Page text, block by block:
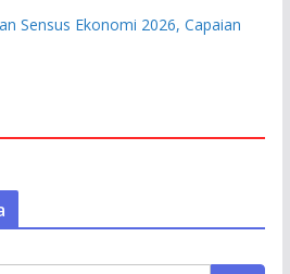
Sensus Ekonomi 2026, Capaian